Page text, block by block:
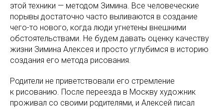
этой техники — методом Зимина. Все человеческие
порывы достаточно часто выливаются в создание
чего-то нового, когда люди угнетены внешними
обстоятельствами. Не будем давать оценку качеству
жизни Зимина Алексея и просто углубимся в историю
создания его метода рисования.
Родители не приветствовали его стремление
к рисованию. После переезда в Москву художник
проживал со своими родителями, и Алексей писал